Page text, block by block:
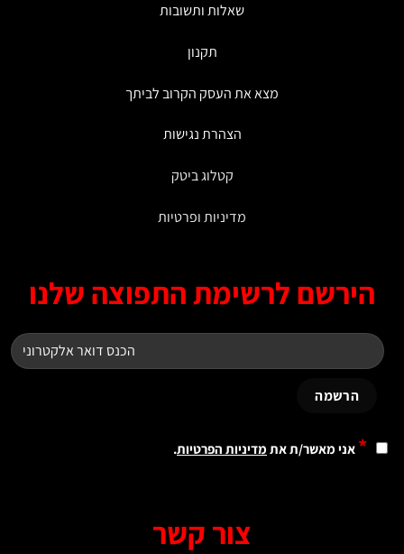
שאלות ותשובות
מצא את העסק הקרוב לביתך
הצהרת נגישות
קטלוג ביטק
מדיניות ופרטיות
לרשימת התפוצה שלנו
אני מאשר/ת אתמדיניות הפרטיות.
צור קשר